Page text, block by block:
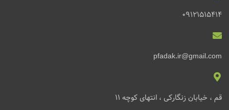
09121515414
pfadak.ir@gmail.com
قم ، خیابان زنگارکی ، انتهای کوچه 11